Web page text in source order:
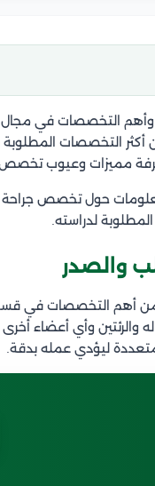
التخصصات في مجال
أكثر التخصصات
مميزات وعيوب تخصص
حول تخصص جراحة
لدراسته.
والصدر
من أهم التخصصات في
له والرئتين وأي أعضاء
ليؤدي عمله بدقة.